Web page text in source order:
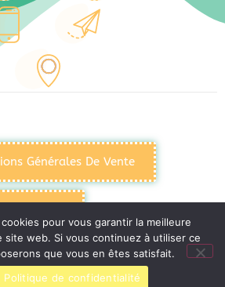
Générales De Vente
pour vous garantir la meilleure
site web. Si vous continuez à utiliser ce
que vous en êtes satisfait.
Politique de confidentialité